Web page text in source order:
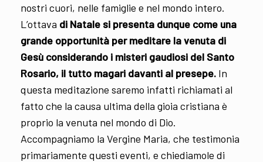
nostri cuori, nelle famiglie e nel mondo intero.
L’ottava di Natale si presenta dunque come una
grande opportunità per meditare la venuta di
Gesù considerando i misteri gaudiosi del Santo
Rosario, il tutto magari davanti al presepe. In
questa meditazione saremo infatti richiamati al
fatto che la causa ultima della gioia cristiana è
proprio la venuta nel mondo di Dio.
Accompagniamo la Vergine Maria, che testimonia
primariamente questi eventi, e chiediamole di